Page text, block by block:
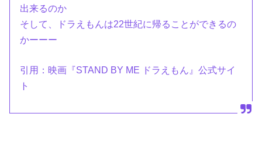
出来るのか
そして、ドラえもんは22世紀に帰ることができるの
かーーー
引用：映画『STAND BY ME ドラえもん』公式サイ
ト